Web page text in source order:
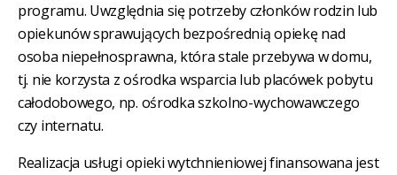
programu. Uwzględnia się potrzeby członków rodzin lub
opiekunów sprawujących bezpośrednią opiekę nad
osoba niepełnosprawna, która stale przebywa w domu,
tj. nie korzysta z ośrodka wsparcia lub placówek pobytu
całodobowego, np. ośrodka szkolno-wychowawczego
czy internatu.
Realizacja usługi opieki wytchnieniowej finansowana jest